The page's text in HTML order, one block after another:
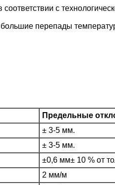
с
перепады
Предельные
± 3-5 мм.
± 3-5 мм.
±0,6 мм± 10 % от
2 мм/м